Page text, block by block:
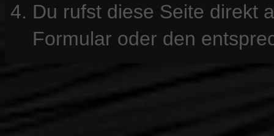
Du rufst diese Seite direkt
Formular oder den